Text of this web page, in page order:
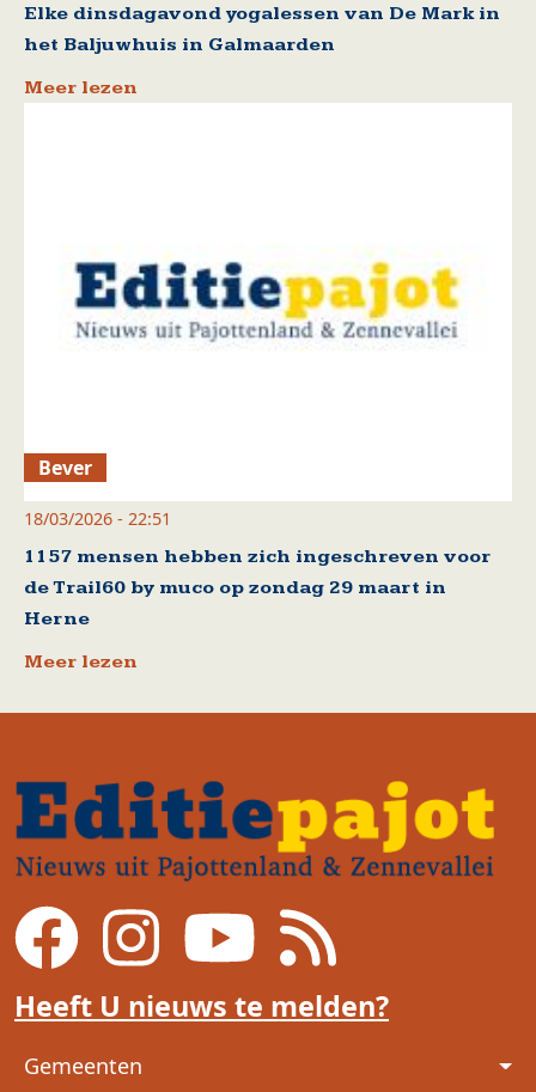
Elke dinsdagavond yogalessen van De Mark in
het Baljuwhuis in Galmaarden
Meer lezen
Bever
18/03/2026 - 22:51
1157 mensen hebben zich ingeschreven voor
de Trail60 by muco op zondag 29 maart in
Herne
Meer lezen
Heeft U nieuws te melden?
Voet
Gemeenten